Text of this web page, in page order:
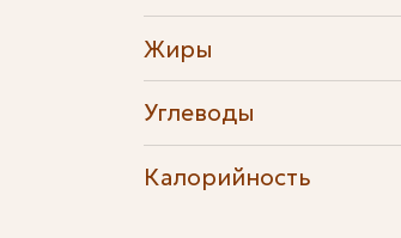
Жиры
Углеводы
Калорийность